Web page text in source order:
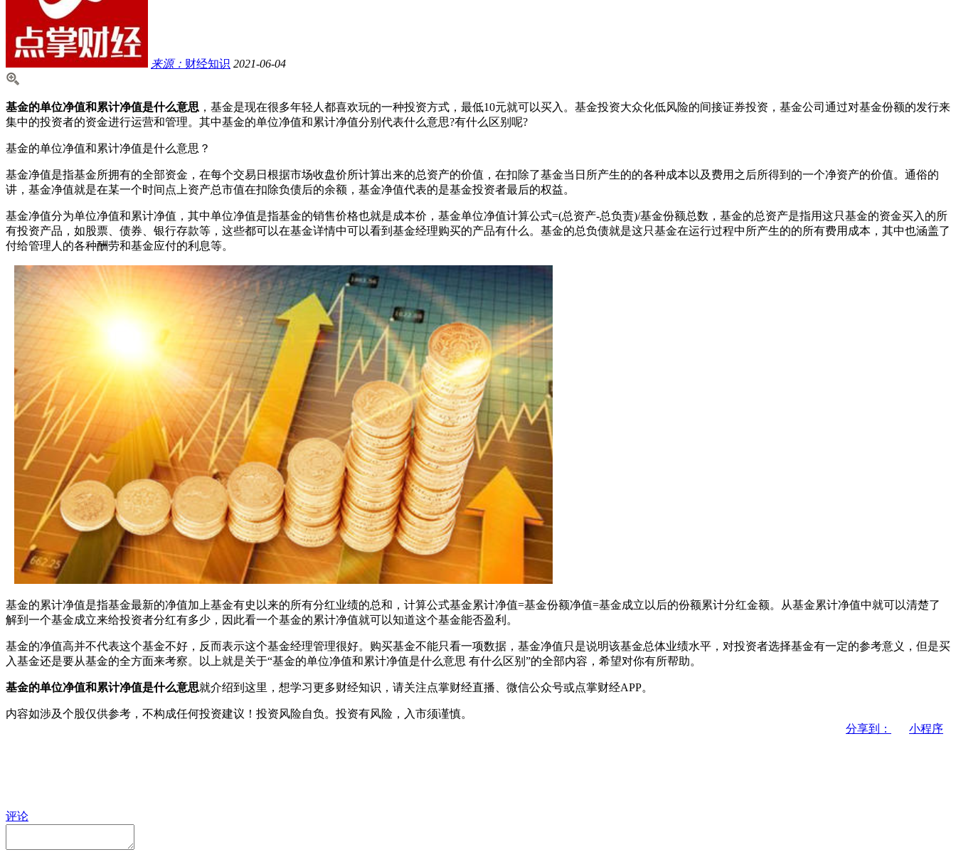
来源： 财经知识 2021-06-04
基金的单位净值和累计净值是什么意思 ，基金是现在很多年轻人都喜欢玩的一种投资方式，最低10元就可以买入。基金投资大众化低风险的间接证券投资，基金公司通过对基金份额的发行来
集中的投资者的资金进行运营和管理。其中基金的单位净值和累计净值分别代表什么意思?有什么区别呢?
基金的单位净值和累计净值是什么意思？
基金净值是指基金所拥有的全部资金，在每个交易日根据市场收盘价所计算出来的总资产的价值，在扣除了基金当日所产生的的各种成本以及费用之后所得到的一个净资产的价值。通俗的
讲，基金净值就是在某一个时间点上资产总市值在扣除负债后的余额，基金净值代表的是基金投资者最后的权益。
基金净值分为单位净值和累计净值，其中单位净值是指基金的销售价格也就是成本价，基金单位净值计算公式=(总资产-总负责)/基金份额总数，基金的总资产是指用这只基金的资金买入的所
有投资产品，如股票、债券、银行存款等，这些都可以在基金详情中可以看到基金经理购买的产品有什么。基金的总负债就是这只基金在运行过程中所产生的的所有费用成本，其中也涵盖了
付给管理人的各种酬劳和基金应付的利息等。
基金的累计净值是指基金最新的净值加上基金有史以来的所有分红业绩的总和，计算公式基金累计净值=基金份额净值=基金成立以后的份额累计分红金额。从基金累计净值中就可以清楚了
解到一个基金成立来给投资者分红有多少，因此看一个基金的累计净值就可以知道这个基金能否盈利。
基金的净值高并不代表这个基金不好，反而表示这个基金经理管理很好。购买基金不能只看一项数据，基金净值只是说明该基金总体业绩水平，对投资者选择基金有一定的参考意义，但是买
入基金还是要从基金的全方面来考察。以上就是关于“基金的单位净值和累计净值是什么意思 有什么区别”的全部内容，希望对你有所帮助。
基金的单位净值和累计净值是什么意思就介绍到这里，想学习更多财经知识，请关注点掌财经直播、微信公众号或点掌财经APP。
内容如涉及个股仅供参考，不构成任何投资建议！投资风险自负。投资有风险，入市须谨慎。
分享到：
小程序
评论